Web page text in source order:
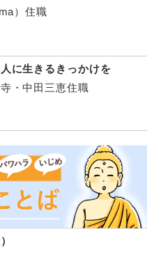
）住職
に生きるきっかけを
・中田三恵住職